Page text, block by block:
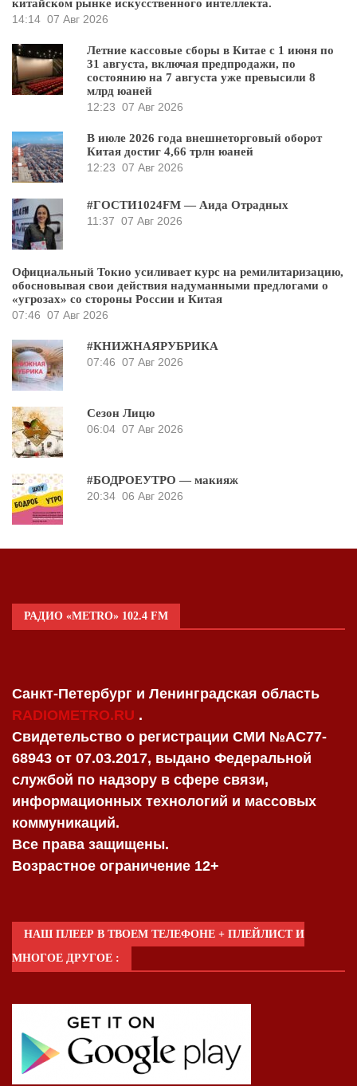
китайском рынке искусственного интеллекта.
14:14 07 Авг 2026
Летние кассовые сборы в Китае с 1 июня по
31 августа, включая предпродажи, по
состоянию на 7 августа уже превысили 8
млрд юаней
12:23 07 Авг 2026
В июле 2026 года внешнеторговый оборот
Китая достиг 4,66 трлн юаней
12:23 07 Авг 2026
#ГОСТИ1024FM — Аида Отрадных
11:37 07 Авг 2026
Официальный Токио усиливает курс на ремилитаризацию,
обосновывая свои действия надуманными предлогами о
«угрозах» со стороны России и Китая
07:46 07 Авг 2026
#КНИЖНАЯРУБРИКА
07:46 07 Авг 2026
Сезон Лицю
06:04 07 Авг 2026
#БОДРОЕУТРО — макияж
20:34 06 Авг 2026
РАДИО «METRO» 102.4 FM
Санкт-Петербург и Ленинградская область
RADIOMETRO.RU .
Свидетельство о регистрации СМИ №AC77-
68943 от 07.03.2017, выдано Федеральной
службой по надзору в сфере связи,
информационных технологий и массовых
коммуникаций.
Все права защищены.
Возрастное ограничение 12+
НАШ ПЛЕЕР В ТВОЕМ ТЕЛЕФОНЕ + ПЛЕЙЛИСТ И
МНОГОЕ ДРУГОЕ :